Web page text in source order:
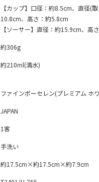
【カップ】口径：約8.5cm、直径(
10.8cm、高さ：約5.8cm
【ソーサー】直径：約15.9cm、高
約306g
約210ml(満水)
ファインポーセレン(プレミアム ホ
JAPAN
1客
手洗い
約17.5cm×約17.5cm×約7.9cm